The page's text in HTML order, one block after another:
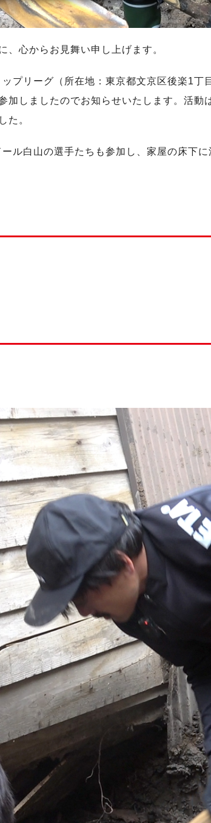
心からお見舞い申し上げます。
プリーグ（所在地：東京都文京区後楽1
しましたのでお知らせいたします。活動
た。
ル白山の選手たちも参加し、家屋の床下